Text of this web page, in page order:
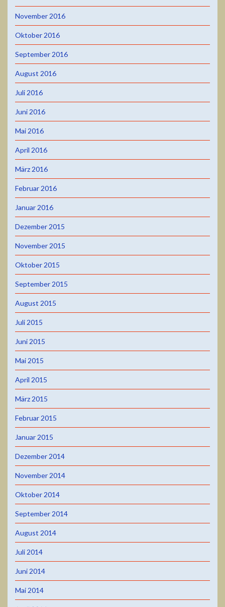
November 2016
Oktober 2016
September 2016
August 2016
Juli 2016
Juni 2016
Mai 2016
April 2016
März 2016
Februar 2016
Januar 2016
Dezember 2015
November 2015
Oktober 2015
September 2015
August 2015
Juli 2015
Juni 2015
Mai 2015
April 2015
März 2015
Februar 2015
Januar 2015
Dezember 2014
November 2014
Oktober 2014
September 2014
August 2014
Juli 2014
Juni 2014
Mai 2014